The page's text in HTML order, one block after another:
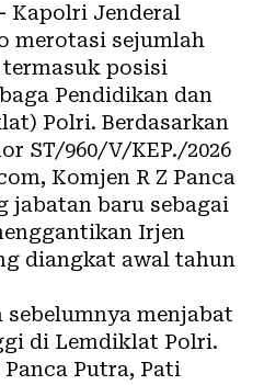
Kapolri Jenderal
merotasi sejumlah
posisi
Pendidikan dan
Polri. Berdasarkan
ST/960/V/KEP./2026
Komjen R Z Panca
jabatan baru sebagai
Irjen
diangkat awal tahun
sebelumnya menjabat
di Lemdiklat Polri.
Panca Putra, Pati